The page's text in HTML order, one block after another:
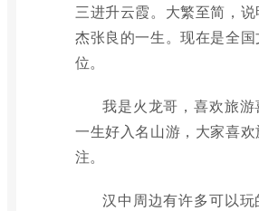
三进升云霞。大繁至简，
杰张良的一生。现在是全
位。
我是火龙哥，喜欢旅游
一生好入名山游，大家喜
注。
汉中周边有许多可以